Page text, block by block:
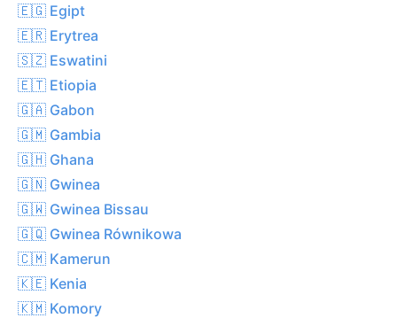
🇪🇬 Egipt
🇪🇷 Erytrea
🇸🇿 Eswatini
🇪🇹 Etiopia
🇬🇦 Gabon
🇬🇲 Gambia
🇬🇭 Ghana
🇬🇳 Gwinea
🇬🇼 Gwinea Bissau
🇬🇶 Gwinea Równikowa
🇨🇲 Kamerun
🇰🇪 Kenia
🇰🇲 Komory